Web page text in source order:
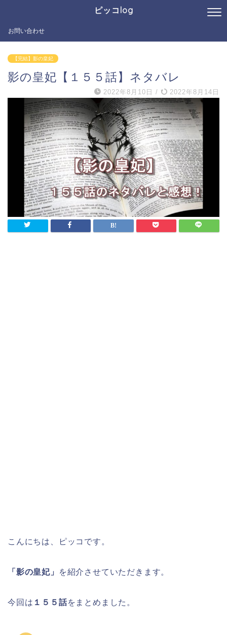
ピッコlog
お問い合わせ
【完結】影の皇妃
影の皇妃【１５５話】ネタバレ
2022年8月10日 / 2022年8月14日
こんにちは、ピッコです。
「影の皇妃」 を紹介させていただきます。
今回は １５５ 話をまとめました。